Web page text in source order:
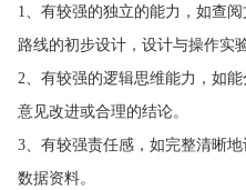
1、有较强的独立的能力，如查
路线的初步设计，设计与操作实
2、有较强的逻辑思维能力，如
意见改进或合理的结论。
3、有较强责任感，如完整清晰
数据资料。